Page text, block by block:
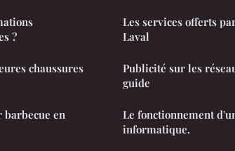
?
chaussures
en
Les services offerts
Laval
Publicité sur les
guide
Le fonctionnement
informatique.